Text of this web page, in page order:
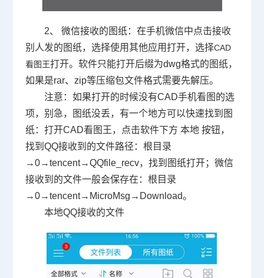
2、 微信接收的图纸：在手机微信中点击接收
别人发的图纸，选择使用其他应用打开，选择CAD
看图王打开。软件只能打开后缀为dwg格式的图纸，
如果是rar、zip等压缩包文件格式需要先解压。
注意：如果打开的时候没有CAD手机看图的选
项，别急，图纸没丢，有一个地方可以快速找到图
纸：打开CAD看图王，点击软件下方 本地 按钮，
找到QQ接收到的文件路径：根目录
→0→tencent→QQfile_recv，找到图纸打开；微信
接收到的文件一般会保存在：根目录
→0→tencent→MicroMsg→Download。
本地QQ接收的文件